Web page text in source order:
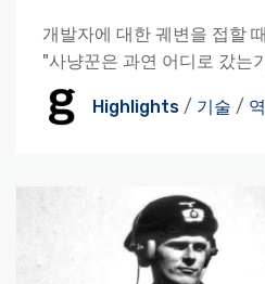
개발자에 대한 궤변을 접할
"사냥꾼은 과연 어디로 갔는
Highlights / 기술 /